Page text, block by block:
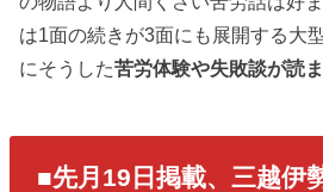
は1面の続きが3面にも展開する大
にそうした苦労体験や失敗談が読
■先月19日掲載、三越伊